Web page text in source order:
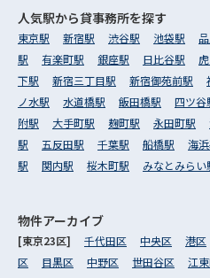
人気駅から貸事務所を探す
東京駅 新宿駅 渋谷駅 池袋駅
駅
有楽町駅 銀座駅 日比谷駅
下駅
新宿三丁目駅 新宿御苑前駅
ノ水駅
水道橋駅 飯田橋駅 四ツ谷
附駅
大手町駅 麹町駅 永田町駅
駅
五反田駅 千葉駅 船橋駅 海
駅
関内駅 桜木町駅 みなとみらい
物件アーカイブ
[東京23区] 千代田区 中央区 港区
区
目黒区 中野区 世田谷区 江